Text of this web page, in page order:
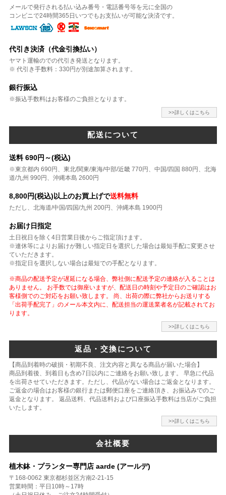
メールで発行される払い込み番号・電話番号等を元に全国の
コンビニで24時間365日いつでもお支払いが可能な決済です。
代引き決済（代金引換払い）
ヤマト運輸のでの代引き発送となります。
※ 代引き手数料：330円が別途加算されます。
銀行振込
※振込手数料はお客様のご負担となります。
>>詳しくはこちら
配送について
送料 690円～(税込)
※東京都内 690円、東北/関東/東海/中部/近畿 770円、中国/四国 880円、北海
道/九州 990円、沖縄本島 2600円
8,800円(税込)以上のお買上げで送料無料
ただし、北海道/中国/四国/九州 200円、沖縄本島 1900円
お届け日指定
土日祝日を除く4日営業日後からご指定頂けます。
※連休等によりお届けが難しい指定日を選択した場合は最短手配に変更させ
ていただきます。
※指定日を選択しない場合は最短での手配となります。
※商品の配送予定が遅延になる場合、弊社側に配送予定の連絡が入ることは
ありません。 お手数では御座いますが、配送日の時刻や予定日のご確認はお
客様側でのご対応をお願い致します。 尚、出荷の際に弊社からお送りする
「出荷手配完了」のメール本文内に、配送担当の運送業者名が記載されてお
ります。
>>詳しくはこちら
返品・交換について
【商品到着時の破損・初期不良、注文内容と異なる商品が届いた場合】
商品到着後、到着日も含め7日以内にご連絡をお願い致します。 早急に代品
を出荷させていただきます。ただし、代品がない場合はご返金となります。
ご返金の場合はお客様の銀行または郵便口座をご連絡頂き、お振込みでのご
返金となります。 返品送料、代品送料および口座振込手数料は当店がご負担
いたします。
>>詳しくはこちら
会社概要
植木鉢・プランター専門店 aarde (アールデ)
〒168-0062 東京都杉並区方南2-21-15
営業時間：平日10時～17時